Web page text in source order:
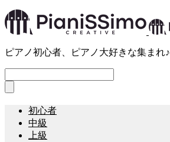
ピアノ初心者、ピアノ大好きな集まれ♪
初心者
中級
上級